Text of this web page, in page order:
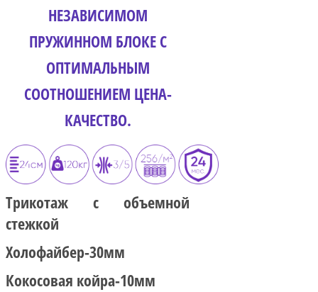
НЕЗАВИСИМОМ
ПРУЖИННОМ БЛОКЕ С
ОПТИМАЛЬНЫМ
СООТНОШЕНИЕМ ЦЕНА-
КАЧЕСТВО.
Трикотаж с объемной
стежкой
Холофайбер-30мм
Кокосовая койра-10мм